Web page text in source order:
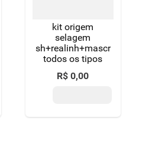
kit origem
selagem
sh+realinh+mascr
todos os tipos
R$ 0,00